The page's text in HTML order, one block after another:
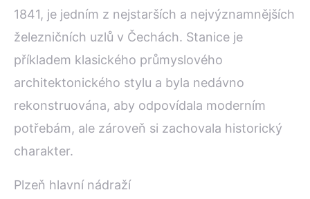
1841, je jedním z nejstarších a nejvýznamnějších
železničních uzlů v Čechách. Stanice je
příkladem klasického průmyslového
architektonického stylu a byla nedávno
rekonstruována, aby odpovídala moderním
potřebám, ale zároveň si zachovala historický
charakter.
Plzeň hlavní nádraží